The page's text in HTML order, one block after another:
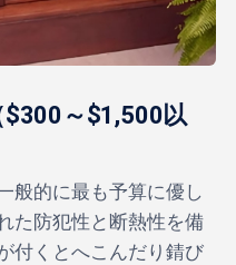
～$1,500以
般的に最も予算に優し
た防犯性と断熱性を備
付くとへこんだり錆び